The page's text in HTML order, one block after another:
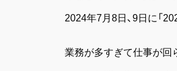
2024年7月8日、9日に「
業務が多すぎて仕事が回